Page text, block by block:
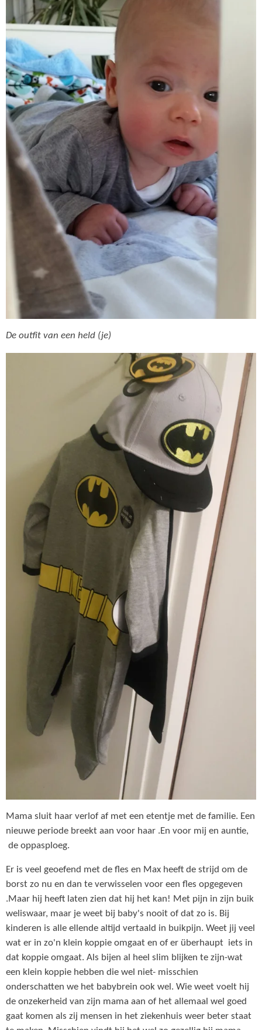
De outfit van een held (je)
Mama sluit haar verlof af met een etentje met de familie. Een
nieuwe periode breekt aan voor haar .En voor mij en auntie,
de oppasploeg.
Er is veel geoefend met de fles en Max heeft de strijd om de
borst zo nu en dan te verwisselen voor een fles opgegeven
.Maar hij heeft laten zien dat hij het kan! Met pijn in zijn buik
weliswaar, maar je weet bij baby's nooit of dat zo is. Bij
kinderen is alle ellende altijd vertaald in buikpijn. Weet jij veel
wat er in zo'n klein koppie omgaat en of er überhaupt iets in
dat koppie omgaat. Als bijen al heel slim blijken te zijn-wat
een klein koppie hebben die wel niet- misschien
onderschatten we het babybrein ook wel. Wie weet voelt hij
de onzekerheid van zijn mama aan of het allemaal wel goed
gaat komen als zij mensen in het ziekenhuis weer beter staat